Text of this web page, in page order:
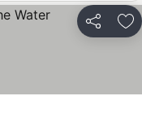
Partager